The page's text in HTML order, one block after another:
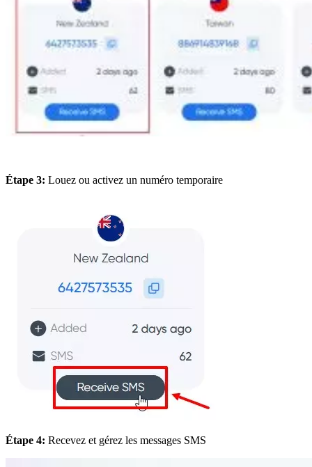
Étape 3: Louez ou activez un numéro temporaire
Étape 4: Recevez et gérez les messages SMS